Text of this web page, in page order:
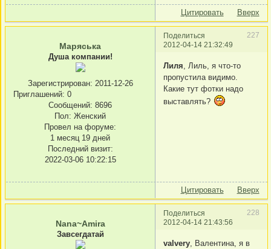
Цитировать Вверх
Поделиться
227
2012-04-14 21:32:49
Маряська
Душа компании!
Зарегистрирован: 2011-12-26
Приглашений: 0
Сообщений: 8696
Пол: Женский
Провел на форуме:
1 месяц 19 дней
Последний визит:
2022-03-06 10:22:15
Лиля, Лиль, я что-то
пропустила видимо.
Какие тут фотки надо
выставлять?
Цитировать Вверх
Поделиться
228
2012-04-14 21:43:56
Nana~Amira
Завсегдатай
valvery, Валентина, я в